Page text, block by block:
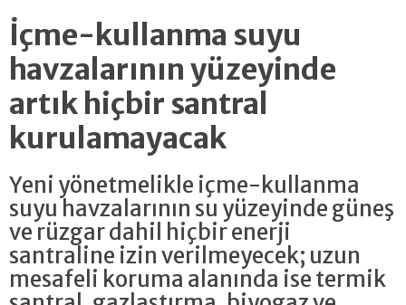
İçme-kullanma suyu
havzalarının yüzeyinde
artık hiçbir santral
kurulamayacak
Yeni yönetmelikle içme-kullanma
suyu havzalarının su yüzeyinde güneş
ve rüzgar dahil hiçbir enerji
santraline izin verilmeyecek; uzun
mesafeli koruma alanında ise termik